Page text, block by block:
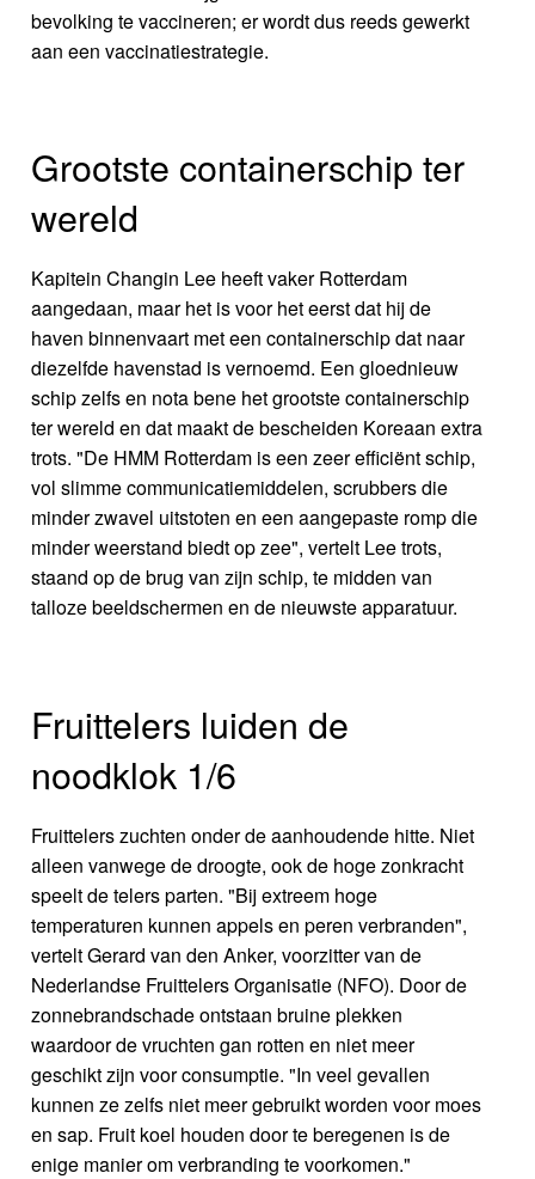
bevolking te vaccineren; er wordt dus reeds gewerkt
aan een vaccinatiestrategie.
Grootste containerschip ter
wereld
Kapitein Changin Lee heeft vaker Rotterdam
aangedaan, maar het is voor het eerst dat hij de
haven binnenvaart met een containerschip dat naar
diezelfde havenstad is vernoemd. Een gloednieuw
schip zelfs en nota bene het grootste containerschip
ter wereld en dat maakt de bescheiden Koreaan extra
trots. "De HMM Rotterdam is een zeer efficiënt schip,
vol slimme communicatiemiddelen, scrubbers die
minder zwavel uitstoten en een aangepaste romp die
minder weerstand biedt op zee", vertelt Lee trots,
staand op de brug van zijn schip, te midden van
talloze beeldschermen en de nieuwste apparatuur.
Fruittelers luiden de
noodklok 1/6
Fruittelers zuchten onder de aanhoudende hitte. Niet
alleen vanwege de droogte, ook de hoge zonkracht
speelt de telers parten. "Bij extreem hoge
temperaturen kunnen appels en peren verbranden",
vertelt Gerard van den Anker, voorzitter van de
Nederlandse Fruittelers Organisatie (NFO). Door de
zonnebrandschade ontstaan bruine plekken
waardoor de vruchten gan rotten en niet meer
geschikt zijn voor consumptie. "In veel gevallen
kunnen ze zelfs niet meer gebruikt worden voor moes
en sap. Fruit koel houden door te beregenen is de
enige manier om verbranding te voorkomen."